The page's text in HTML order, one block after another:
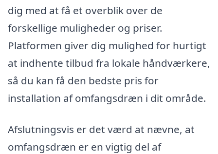
dig med at få et overblik over de
forskellige muligheder og priser.
Platformen giver dig mulighed for hurtigt
at indhente tilbud fra lokale håndværkere,
så du kan få den bedste pris for
installation af omfangsdræn i dit område.
Afslutningsvis er det værd at nævne, at
omfangsdræn er en vigtig del af